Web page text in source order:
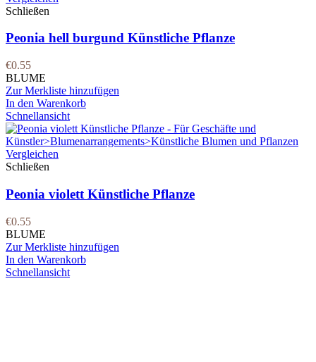
Schließen
Peonia hell burgund Künstliche Pflanze
€0.55
BLUME
Zur Merkliste hinzufügen
In den Warenkorb
Schnellansicht
Vergleichen
Schließen
Peonia violett Künstliche Pflanze
€0.55
BLUME
Zur Merkliste hinzufügen
In den Warenkorb
Schnellansicht